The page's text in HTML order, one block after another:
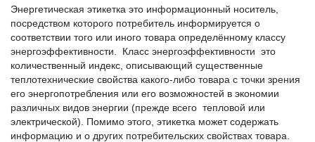
Энергетическая этикетка это информационный носитель,
посредством которого потребитель информируется о
соответствии того или иного товара определённому классу
энергоэффективности. Класс энергоэффективности это
количественный индекс, описывающий существенные
теплотехнические свойства какого-либо товара с точки зрения
его энергопотребления или его возможностей в экономии
различных видов энергии (прежде всего тепловой или
электрической). Помимо этого, этикетка может содержать
информацию и о других потребительских свойствах товара.